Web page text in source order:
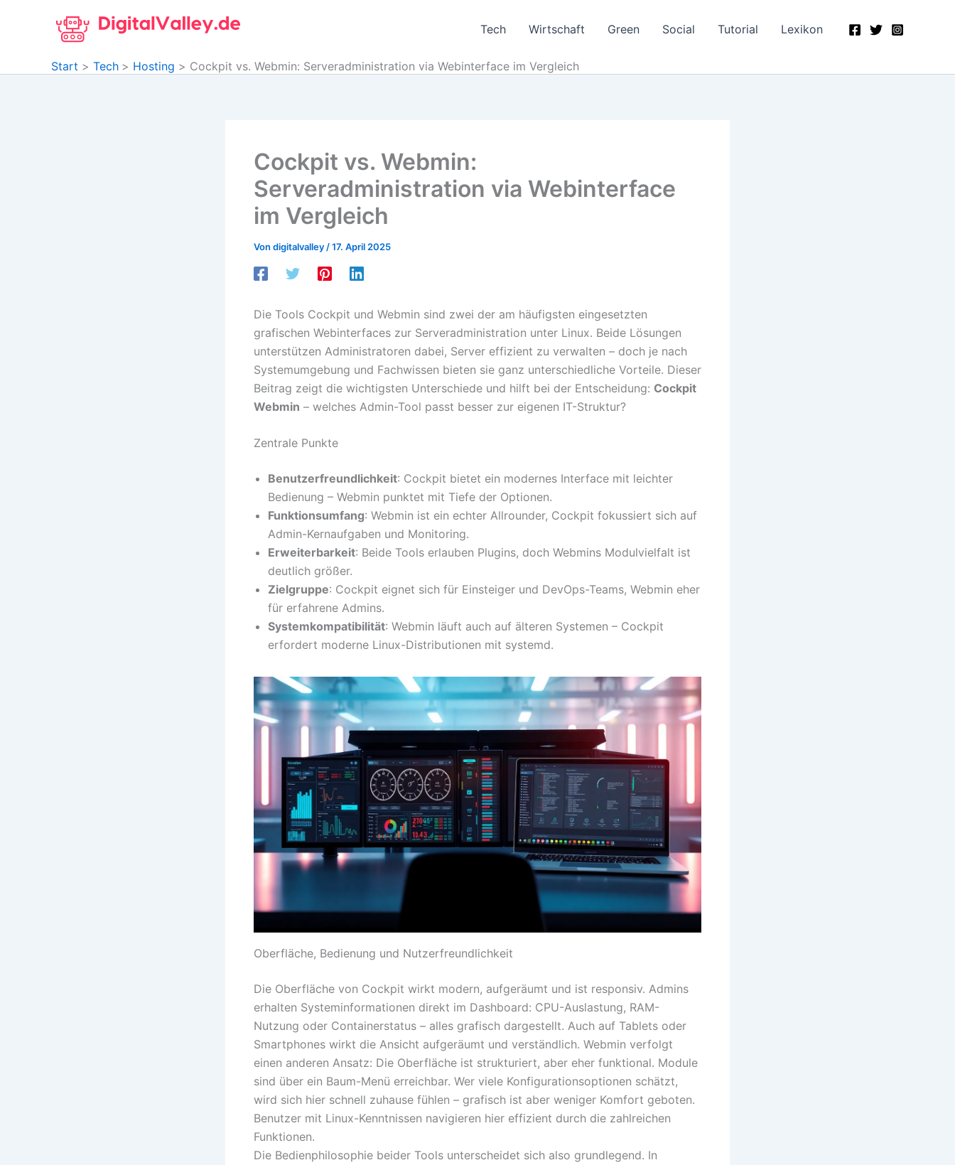
Tech Wirtschaft Green Social Tutorial Lexikon
Start Tech Hosting Cockpit vs. Webmin: Serveradministration via Webinterface im Vergleich
Cockpit vs. Webmin:
Serveradministration via Webinterface
im Vergleich
Von digitalvalley /17. April 2025
Die Tools Cockpit und Webmin sind zwei der am häufigsten eingesetzten
grafischen Webinterfaces zur Serveradministration unter Linux. Beide Lösungen
unterstützen Administratoren dabei, Server effizient zu verwalten – doch je nach
Systemumgebung und Fachwissen bieten sie ganz unterschiedliche Vorteile. Dieser
Beitrag zeigt die wichtigsten Unterschiede und hilft bei der Entscheidung: Cockpit
Webmin – welches Admin-Tool passt besser zur eigenen IT-Struktur?
Zentrale Punkte
Benutzerfreundlichkeit: Cockpit bietet ein modernes Interface mit leichter
Bedienung – Webmin punktet mit Tiefe der Optionen.
Funktionsumfang: Webmin ist ein echter Allrounder, Cockpit fokussiert sich auf
Admin-Kernaufgaben und Monitoring.
Erweiterbarkeit: Beide Tools erlauben Plugins, doch Webmins Modulvielfalt ist
deutlich größer.
Zielgruppe: Cockpit eignet sich für Einsteiger und DevOps-Teams, Webmin eher
für erfahrene Admins.
Systemkompatibilität: Webmin läuft auch auf älteren Systemen – Cockpit
erfordert moderne Linux-Distributionen mit systemd.
Oberfläche, Bedienung und Nutzerfreundlichkeit
Die Oberfläche von Cockpit wirkt modern, aufgeräumt und ist responsiv. Admins
erhalten Systeminformationen direkt im Dashboard: CPU-Auslastung, RAM-
Nutzung oder Containerstatus – alles grafisch dargestellt. Auch auf Tablets oder
Smartphones wirkt die Ansicht aufgeräumt und verständlich. Webmin verfolgt
einen anderen Ansatz: Die Oberfläche ist strukturiert, aber eher funktional. Module
sind über ein Baum-Menü erreichbar. Wer viele Konfigurationsoptionen schätzt,
wird sich hier schnell zuhause fühlen – grafisch ist aber weniger Komfort geboten.
Benutzer mit Linux-Kenntnissen navigieren hier effizient durch die zahlreichen
Funktionen.
Die Bedienphilosophie beider Tools unterscheidet sich also grundlegend. In